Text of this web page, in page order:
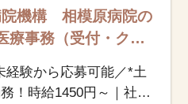
院機構 相模原病院の
療事務（受付・ク
経験から応募可能／*土
！時給1450円～｜社会